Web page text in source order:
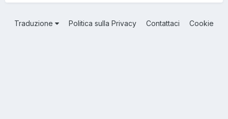
Traduzione Politica sulla Privacy Contattaci Cookie